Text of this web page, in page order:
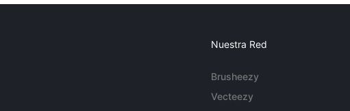
Nuestra Red
Brusheezy
Vecteezy